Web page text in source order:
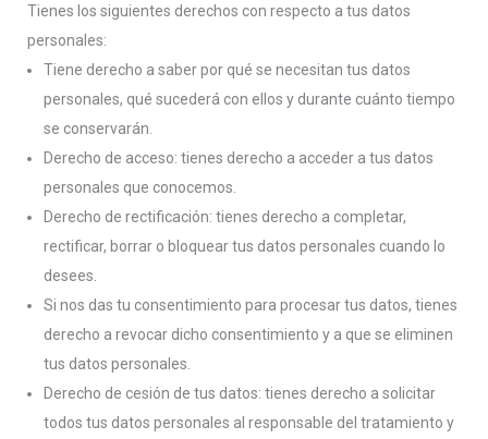
Tienes los siguientes derechos con respecto a tus datos
personales:
Tiene derecho a saber por qué se necesitan tus datos
personales, qué sucederá con ellos y durante cuánto tiempo
se conservarán.
Derecho de acceso: tienes derecho a acceder a tus datos
personales que conocemos.
Derecho de rectificación: tienes derecho a completar,
rectificar, borrar o bloquear tus datos personales cuando lo
desees.
Si nos das tu consentimiento para procesar tus datos, tienes
derecho a revocar dicho consentimiento y a que se eliminen
tus datos personales.
Derecho de cesión de tus datos: tienes derecho a solicitar
todos tus datos personales al responsable del tratamiento y